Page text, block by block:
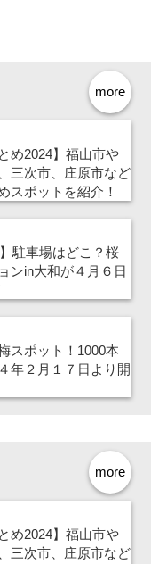
more
め2024】福山市や
三次市、庄原市など
スポットを紹介！
駐車場はどこ？桜
ンin大和が４月６日
スポット！1000本
年２月１７日より開
more
め2024】福山市や
三次市、庄原市など